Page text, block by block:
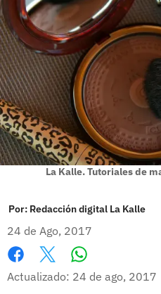
La Kalle. Tutoriales de
Por: Redacción digital La Kalle
24 de Ago, 2017
Facebook
X
Actualizado: 24 de ago, 2017